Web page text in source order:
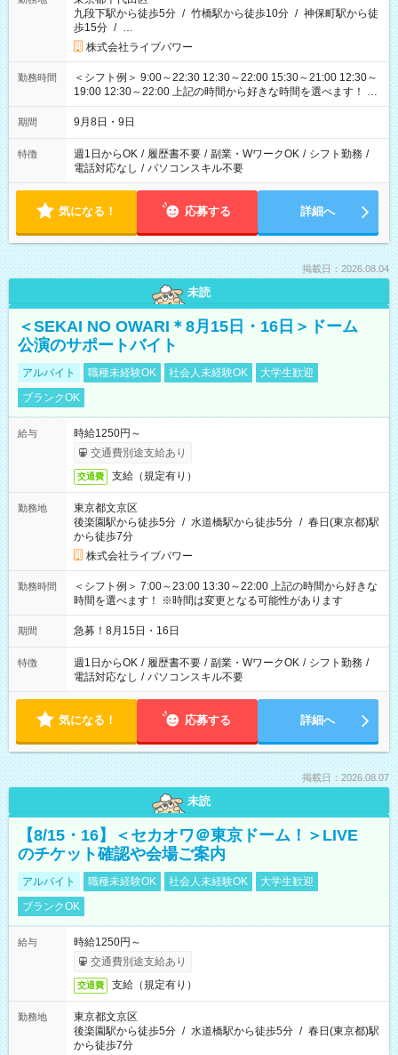
九段下駅から徒歩5分 / 竹橋駅から徒歩10分 / 神保町駅から徒
歩15分 / …
株式会社ライブパワー
勤務時間
＜シフト例＞ 9:00～22:30 12:30～22:00 15:30～21:00 12:30～
19:00 12:30～22:00 上記の時間から好きな時間を選べます！ ※
時間は変更となる可能性があります
期間 9月8日・9日
特徴 週1日からOK / 履歴書不要 / 副業・WワークOK / シフト勤務 /
電話対応なし / パソコンスキル不要
気になる！ 応募する 詳細へ
掲載日：2026.08.04
未読
＜SEKAI NO OWARI＊8月15日・16日＞ドーム
公演のサポートバイト
アルバイト 職種未経験OK 社会人未経験OK
大学生歓迎
ブランクOK
給与
時給1250円～
交通費別途支給あり
交通費 支給（規定有り）
勤務地
東京都文京区
後楽園駅から徒歩5分 / 水道橋駅から徒歩5分 / 春日(東京都)駅
から徒歩7分
株式会社ライブパワー
勤務時間
＜シフト例＞ 7:00～23:00 13:30～22:00 上記の時間から好きな
時間を選べます！ ※時間は変更となる可能性があります
期間 急募！8月15日・16日
特徴 週1日からOK / 履歴書不要 / 副業・WワークOK / シフト勤務 /
電話対応なし / パソコンスキル不要
気になる！ 応募する 詳細へ
掲載日：2026.08.07
未読
【8/15・16】＜セカオワ＠東京ドーム！＞LIVE
のチケット確認や会場ご案内
アルバイト 職種未経験OK 社会人未経験OK
大学生歓迎
ブランクOK
給与
時給1250円～
交通費別途支給あり
交通費 支給（規定有り）
勤務地
東京都文京区
後楽園駅から徒歩5分 / 水道橋駅から徒歩5分 / 春日(東京都)駅
から徒歩7分